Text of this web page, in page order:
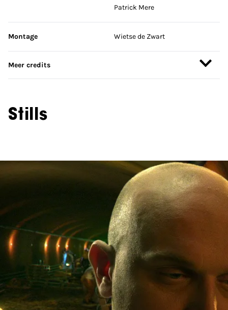
Patrick Mere
Montage Wietse de Zwart
Meer credits
Stills